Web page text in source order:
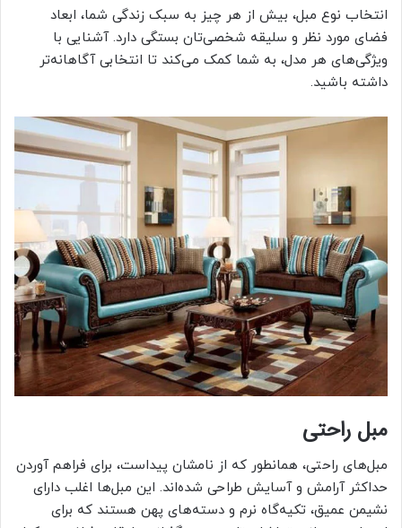
انتخاب نوع مبل، بیش از هر چیز به سبک زندگی شما، ابعاد
فضای مورد نظر و سلیقه شخصی‌تان بستگی دارد. آشنایی با
ویژگی‌های هر مدل، به شما کمک می‌کند تا انتخابی آگاهانه‌تر
داشته باشید.
مبل راحتی
مبل‌های راحتی، همانطور که از نامشان پیداست، برای فراهم آوردن
حداکثر آرامش و آسایش طراحی شده‌اند. این مبل‌ها اغلب دارای
نشیمن عمیق، تکیه‌گاه نرم و دسته‌های پهن هستند که برای